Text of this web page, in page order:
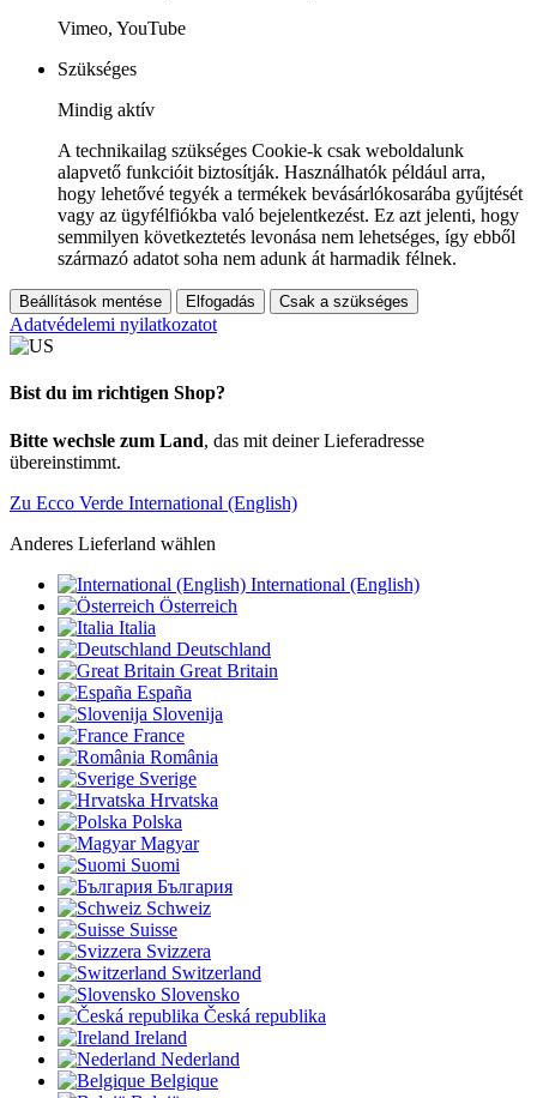
Vimeo, YouTube
Szükséges
Mindig aktív
A technikailag szükséges Cookie-k csak weboldalunk
alapvető funkcióit biztosítják. Használhatók például arra,
hogy lehetővé tegyék a termékek bevásárlókosarába gyűjtését
vagy az ügyfélfiókba való bejelentkezést. Ez azt jelenti, hogy
semmilyen következtetés levonása nem lehetséges, így ebből
származó adatot soha nem adunk át harmadik félnek.
Beállítások mentése Elfogadás Csak a szükséges
Adatvédelemi nyilatkozatot
Bist du im richtigen Shop?
Bitte wechsle zum Land, das mit deiner Lieferadresse
übereinstimmt.
Zu Ecco Verde International (English)
Anderes Lieferland wählen
International (English)
Österreich
Italia
Deutschland
Great Britain
España
Slovenija
France
România
Sverige
Hrvatska
Polska
Magyar
Suomi
България
Schweiz
Suisse
Svizzera
Switzerland
Slovensko
Česká republika
Ireland
Nederland
Belgique